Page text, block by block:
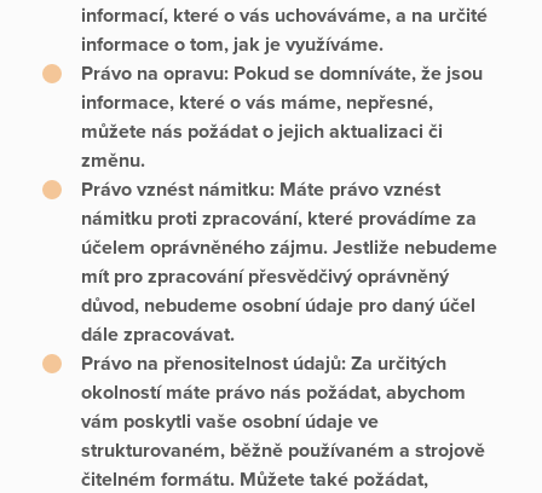
informací, které o vás uchováváme, a na určité
informace o tom, jak je využíváme.
Právo na opravu: Pokud se domníváte, že jsou
informace, které o vás máme, nepřesné,
můžete nás požádat o jejich aktualizaci či
změnu.
Právo vznést námitku: Máte právo vznést
námitku proti zpracování, které provádíme za
účelem oprávněného zájmu. Jestliže nebudeme
mít pro zpracování přesvědčivý oprávněný
důvod, nebudeme osobní údaje pro daný účel
dále zpracovávat.
Právo na přenositelnost údajů: Za určitých
okolností máte právo nás požádat, abychom
vám poskytli vaše osobní údaje ve
strukturovaném, běžně používaném a strojově
čitelném formátu. Můžete také požádat,